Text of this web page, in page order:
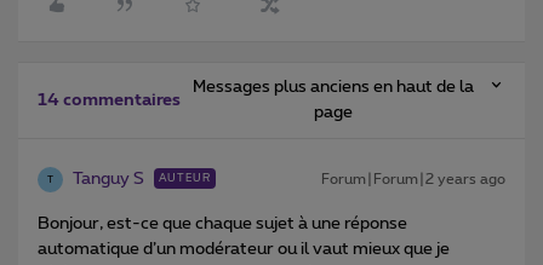
14 commentaires
Messages plus anciens en haut de la
page
T Tanguy S AUTEUR Forum|Forum|2 years ago
Bonjour, est-ce que chaque sujet à une réponse
automatique d’un modérateur ou il vaut mieux que je